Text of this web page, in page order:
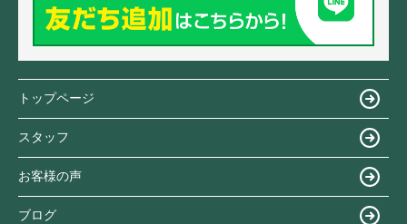
トップページ
スタッフ
お客様の声
ブログ